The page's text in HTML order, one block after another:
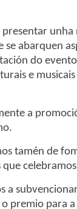
se abarquen
do
e
a
tamén de
a
premio para